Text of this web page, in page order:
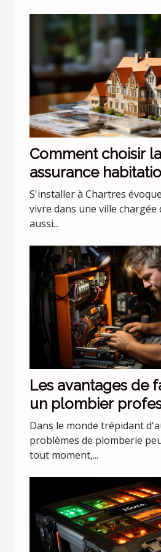
Comment choisir
assurance
?
S'installer à Chartres
vivre dans une ville
aussi...
Les avantages de
un plombier
pour les urgences
Dans le monde trépidant
problèmes de plomberie
tout moment,...